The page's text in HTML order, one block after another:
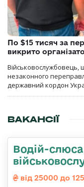
По $15 тисяч за
викрито
Військовослужбовець,
незаконного
державний кордон
ВАКАНСІЇ
Водій-
від 25000 до